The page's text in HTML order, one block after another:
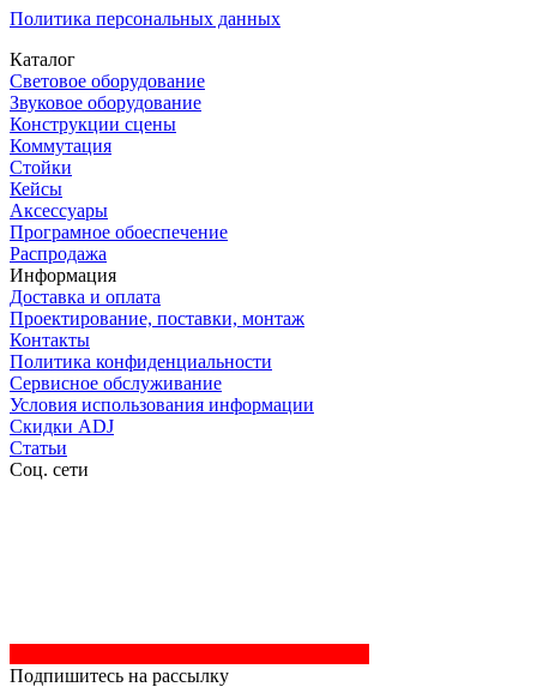
Политика персональных данных
Каталог
Световое оборудование
Звуковое оборудование
Конструкции сцены
Коммутация
Стойки
Кейсы
Аксессуары
Програмное обоеспечение
Распродажа
Информация
Доставка и оплата
Проектирование, поставки, монтаж
Контакты
Политика конфиденциальности
Сервисное обслуживание
Условия использования информации
Скидки ADJ
Статьи
Соц. сети
Подпишитесь на рассылку